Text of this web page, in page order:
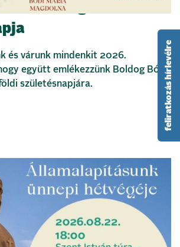
Mária Magdolna földi
és várunk mindenkit 2026.
együtt emlékezzünk Boldog Bódi
születésnapjára.
feliratkozás hírlevélre